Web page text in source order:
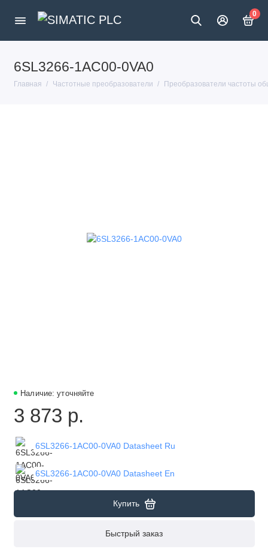
0
6SL3266-1AC00-0VA0
Главная Частотные преобразователи Преобразователи частоты
Наличие: уточняйте
3 873 р.
6SL3266-1AC00-0VA0 Datasheet Ru
6SL3266-1AC00-0VA0 Datasheet En
Купить
Быстрый заказ